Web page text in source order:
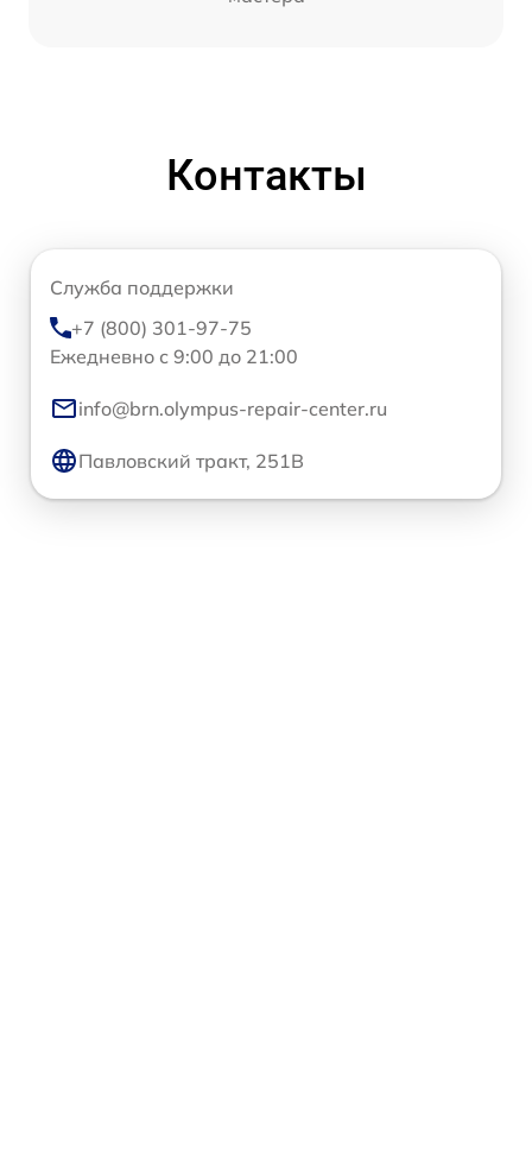
Контакты
Служба поддержки
+7 (800) 301-97-75
Ежедневно с 9:00 до 21:00
info@brn.olympus-repair-center.ru
Павловский тракт, 251В